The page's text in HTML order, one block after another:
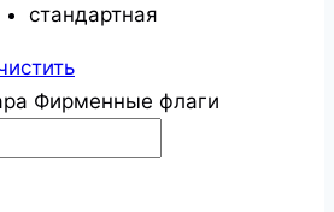
стандартная
Фирменные флаги